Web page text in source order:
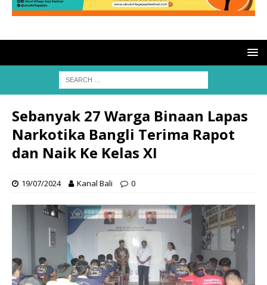
Sebanyak 27 Warga Binaan Lapas
Narkotika Bangli Terima Rapot
dan Naik Ke Kelas XI
19/07/2024 Kanal Bali 0